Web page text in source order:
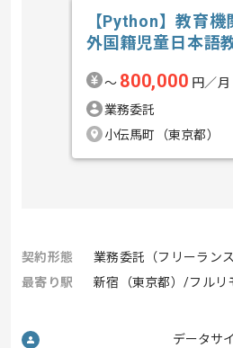
【Python】教育機
外国籍児童日本語
〜 800,000 円／月
業務委託
小伝馬町（東京都）
契約形態
業務委託（フリーランス
最寄り駅
新宿（東京都）/フルリ
データサ